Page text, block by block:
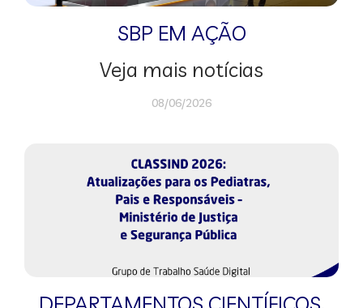
SBP EM AÇÃO
Veja mais notícias
08/06/2026